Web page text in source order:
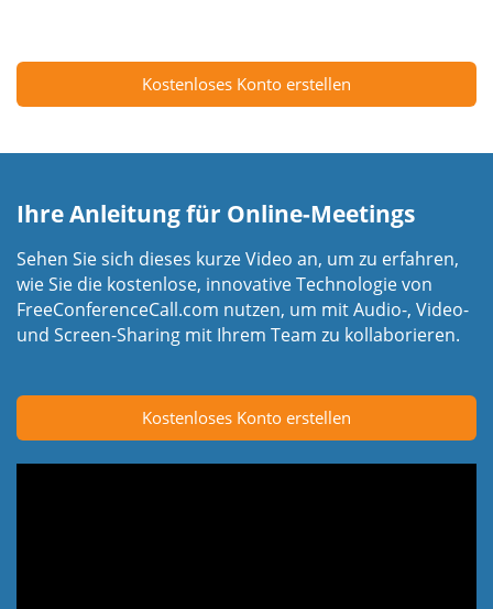
Kostenloses Konto erstellen
Ihre Anleitung für Online-Meetings
Sehen Sie sich dieses kurze Video an, um zu erfahren,
wie Sie die kostenlose, innovative Technologie von
FreeConferenceCall.com nutzen, um mit Audio-, Video-
und Screen-Sharing mit Ihrem Team zu kollaborieren.
Kostenloses Konto erstellen